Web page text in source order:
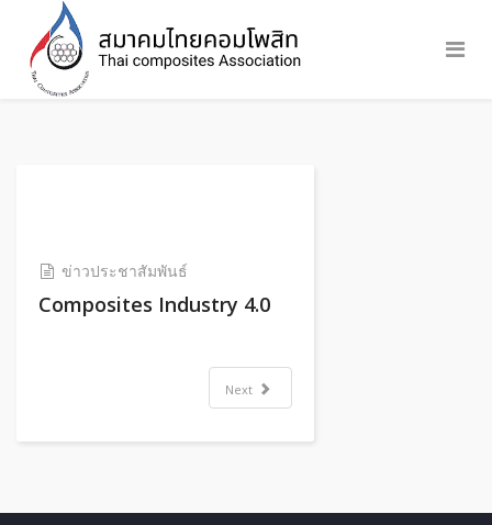
ข่าวประชาสัมพันธ์
Composites Industry 4.0
Next